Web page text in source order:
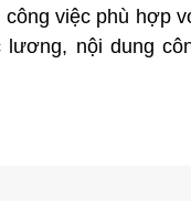
việc phù hợp
nội dung